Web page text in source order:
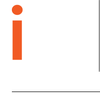
Foto